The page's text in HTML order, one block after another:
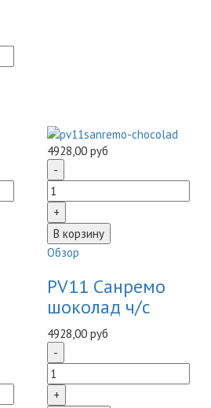
4928,00 руб
Обзор
PV11 Санремо
шоколад ч/с
4928,00 руб